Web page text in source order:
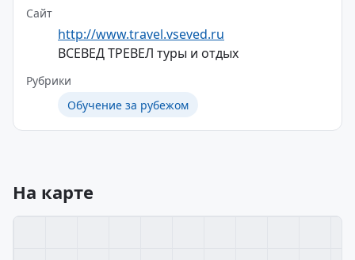
Сайт
http://www.travel.vseved.ru
ВСЕВЕД ТРЕВЕЛ туры и отдых
Рубрики
Обучение за рубежом
На карте